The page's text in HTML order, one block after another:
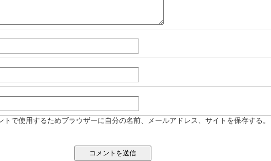
トで使用するためブラウザーに自分の名前、メールアドレス、サイトを保存する。